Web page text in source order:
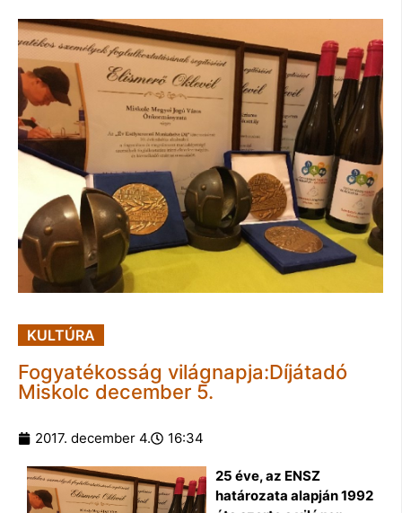
KULTÚRA
Fogyatékosság világnapja:Díjátadó
Miskolc december 5.
2017. december 4. 16:34
25 éve, az ENSZ
határozata alapján 1992